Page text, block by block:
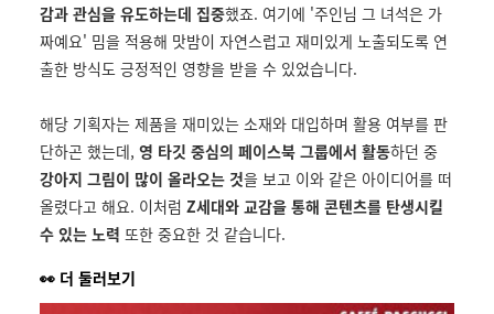
감과 관심을 유도하는데 집중했죠. 여기에 '주인님 그 녀석은 가
짜예요' 밈을 적용해 맛밤이 자연스럽고 재미있게 노출되도록 연
출한 방식도 긍정적인 영향을 받을 수 있었습니다.
해당 기획자는 제품을 재미있는 소재와 대입하며 활용 여부를 판
단하곤 했는데, 영 타깃 중심의 페이스북 그룹에서 활동하던 중
강아지 그림이 많이 올라오는 것을 보고 이와 같은 아이디어를 떠
올렸다고 해요. 이처럼 Z세대와 교감을 통해 콘텐츠를 탄생시킬
수 있는 노력 또한 중요한 것 같습니다.
👀 더 둘러보기